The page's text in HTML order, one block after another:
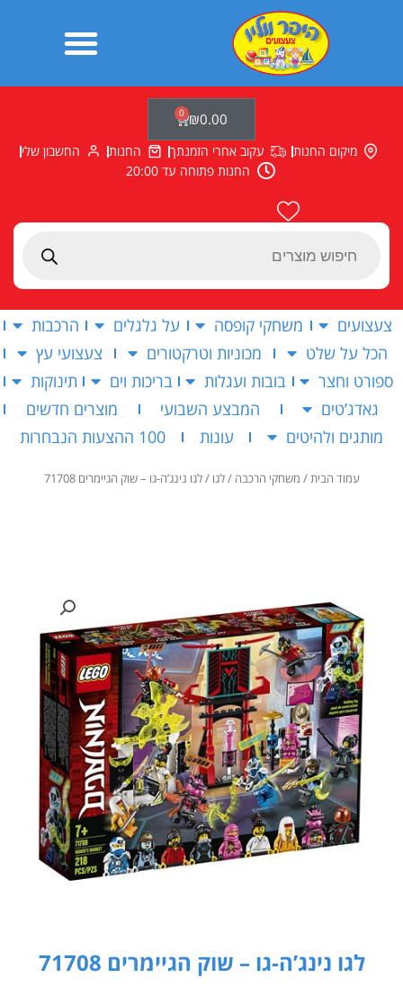
Products
₪0.00
0
עגלת
קניות
מיקום החנות עקוב אחרי הזמנתך החנות
החשבון שלי
החנות פתוחה עד 20:00
צעצועים משחקי קופסה על גלגלים
הרכבות
הכל על שלט
מכוניות וטרקטורים
צעצועי עץ
ספורט וחצר
בובות ועגלות בריכות וים
תינוקות
גאדג’טים
המבצע השבועי
מוצרים חדשים
מותגים ולהיטים
עונות 100 ההצעות הנבחרות
עמוד הבית/ משחקי הרכבה /לגו / לגו נינג’ה-גו – שוק הגיימרים 71708
לגו נינג’ה-גו – שוק הגיימרים 71708